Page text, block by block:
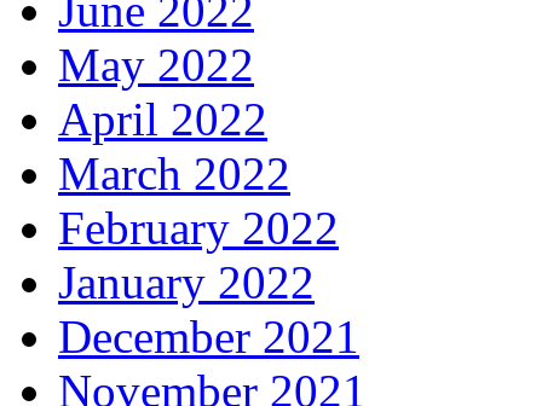
June 2022
May 2022
April 2022
March 2022
February 2022
January 2022
December 2021
November 2021